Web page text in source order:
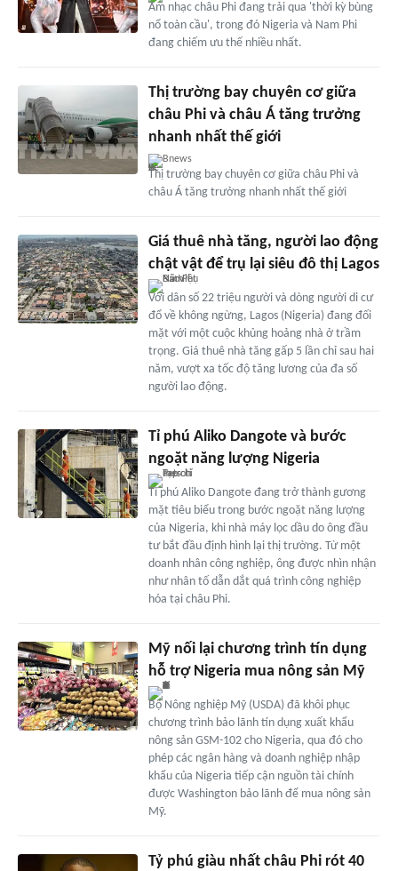
Âm nhạc châu Phi đang trải qua 'thời kỳ bùng
nổ toàn cầu', trong đó Nigeria và Nam Phi
đang chiếm ưu thế nhiều nhất.
Thị trường bay chuyên cơ giữa
châu Phi và châu Á tăng trưởng
nhanh nhất thế giới
Bnews
Thị trường bay chuyên cơ giữa châu Phi và
châu Á tăng trưởng nhanh nhất thế giới
Giá thuê nhà tăng, người lao động
chật vật để trụ lại siêu đô thị Lagos
Với dân số 22 triệu người và dòng người di cư
đổ về không ngừng, Lagos (Nigeria) đang đối
mặt với một cuộc khủng hoảng nhà ở trầm
trọng. Giá thuê nhà tăng gấp 5 lần chỉ sau hai
năm, vượt xa tốc độ tăng lương của đa số
người lao động.
Tỉ phú Aliko Dangote và bước
ngoặt năng lượng Nigeria
Tỉ phú Aliko Dangote đang trở thành gương
mặt tiêu biểu trong bước ngoặt năng lượng
của Nigeria, khi nhà máy lọc dầu do ông đầu
tư bắt đầu định hình lại thị trường. Từ một
doanh nhân công nghiệp, ông được nhìn nhận
như nhân tố dẫn dắt quá trình công nghiệp
hóa tại châu Phi.
Mỹ nối lại chương trình tín dụng
hỗ trợ Nigeria mua nông sản Mỹ
Bộ Nông nghiệp Mỹ (USDA) đã khôi phục
chương trình bảo lãnh tín dụng xuất khẩu
nông sản GSM-102 cho Nigeria, qua đó cho
phép các ngân hàng và doanh nghiệp nhập
khẩu của Nigeria tiếp cận nguồn tài chính
được Washington bảo lãnh để mua nông sản
Mỹ.
Tỷ phú giàu nhất châu Phi rót 40